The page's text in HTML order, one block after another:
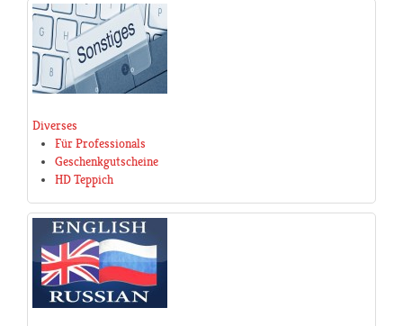
Diverses
Für Professionals
Geschenkgutscheine
HD Teppich